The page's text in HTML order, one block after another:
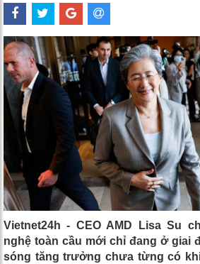
Vietnet24h - CEO AMD Lisa Su
nghệ toàn cầu mới chỉ đang ở giai
sóng tăng trưởng chưa từng có